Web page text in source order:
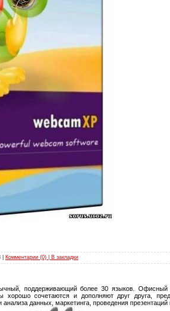
Комментарии (0) | В закладки
поддерживающий более 30 языков. Офисный
сочетаются и дополняют друг друга,
данных, маркетинга, проведения презентаций